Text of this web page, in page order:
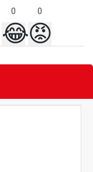
0 0
😂😡